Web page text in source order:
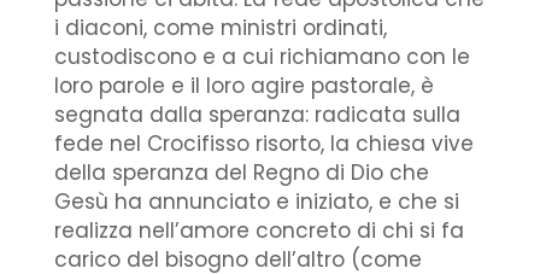
i diaconi, come ministri ordinati,
custodiscono e a cui richiamano con le
loro parole e il loro agire pastorale, è
segnata dalla speranza: radicata sulla
fede nel Crocifisso risorto, la chiesa vive
della speranza del Regno di Dio che
Gesù ha annunciato e iniziato, e che si
realizza nell’amore concreto di chi si fa
carico del bisogno dell’altro (come